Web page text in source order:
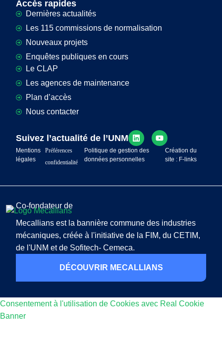
Accès rapides
Dernières actualités
Les 115 commissions de normalisation
Nouveaux projets
Enquêtes publiques en cours
Le CLAP
Les agences de maintenance
Plan d’accès
Nous contacter
Suivez l’actualité de l’UNM
Mentions
légales
Préférences
confidentialité
Politique de gestion des
données personnelles
Création du
site : F-links
Co-fondateur de
Mecallians est la bannière commune des industries
mécaniques, créée à l'initiative de la FIM, du CETIM,
de l'UNM et de Sofitech- Cemeca.
DÉCOUVRIR MECALLIANS
Consentement à l'utilisation de Cookies avec Real Cookie
Banner